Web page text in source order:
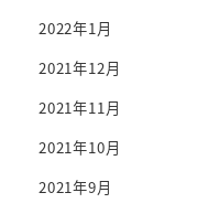
2022年1月
2021年12月
2021年11月
2021年10月
2021年9月